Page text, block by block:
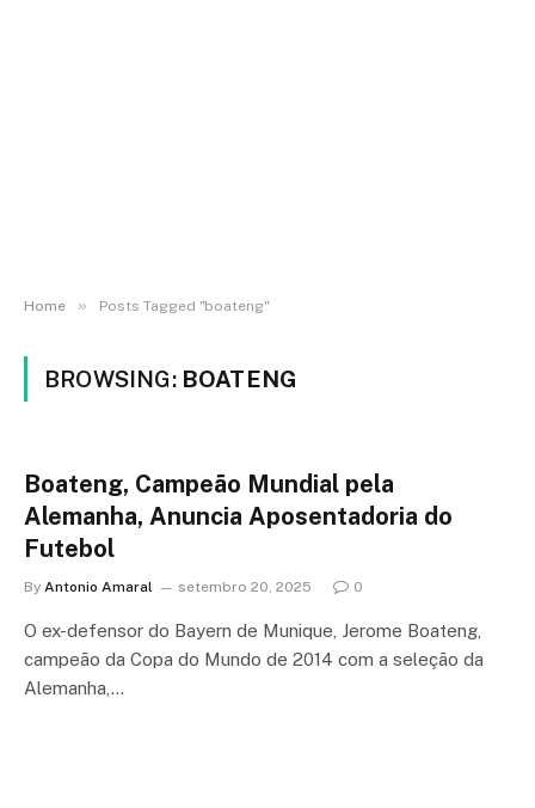
Home » Posts Tagged "boateng"
BROWSING: BOATENG
Boateng, Campeão Mundial pela
Alemanha, Anuncia Aposentadoria do
Futebol
By Antonio Amaral setembro 20, 2025 0
O ex-defensor do Bayern de Munique, Jerome Boateng,
campeão da Copa do Mundo de 2014 com a seleção da
Alemanha,…